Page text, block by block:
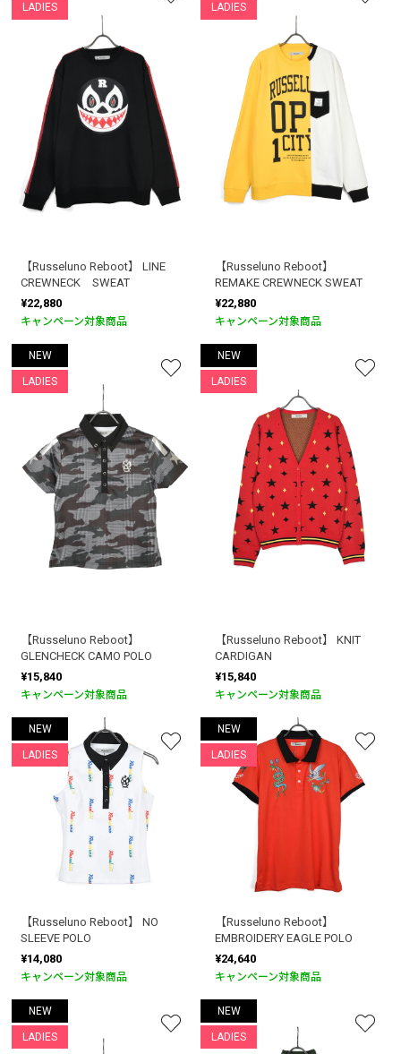
LADIES
【Russeluno Reboot】 LINE
CREWNECK SWEAT
¥22,880
キャンペーン対象商品
LADIES
【Russeluno Reboot】
REMAKE CREWNECK SWEAT
¥22,880
キャンペーン対象商品
NEW
LADIES
【Russeluno Reboot】
GLENCHECK CAMO POLO
¥15,840
キャンペーン対象商品
NEW
LADIES
【Russeluno Reboot】 KNIT
CARDIGAN
¥15,840
キャンペーン対象商品
NEW
LADIES
【Russeluno Reboot】 NO
SLEEVE POLO
¥14,080
キャンペーン対象商品
NEW
LADIES
【Russeluno Reboot】
EMBROIDERY EAGLE POLO
¥24,640
キャンペーン対象商品
NEW
LADIES
NEW
LADIES